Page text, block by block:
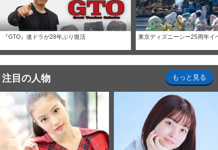
『GTO』連ドラが28年ぶり復活 東京ディズニーシー25周年イ
注目の人物 もっと見る